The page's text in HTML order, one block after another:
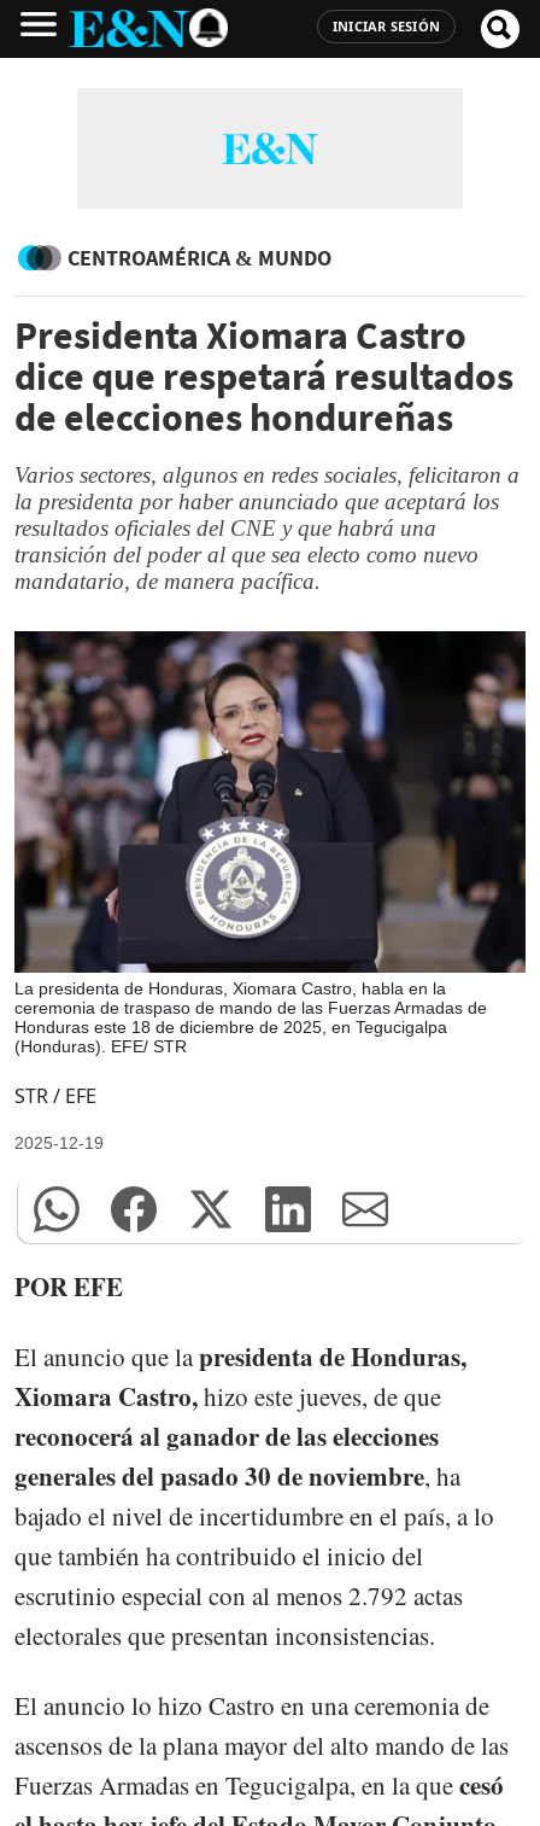
INICIAR SESIÓN
CENTROAMÉRICA & MUNDO
Presidenta Xiomara Castro
dice que respetará resultados
de elecciones hondureñas
Varios sectores, algunos en redes sociales, felicitaron a
la presidenta por haber anunciado que aceptará los
resultados oficiales del CNE y que habrá una
transición del poder al que sea electo como nuevo
mandatario, de manera pacífica.
La presidenta de Honduras, Xiomara Castro, habla en la
ceremonia de traspaso de mando de las Fuerzas Armadas de
Honduras este 18 de diciembre de 2025, en Tegucigalpa
(Honduras). EFE/ STR
STR / EFE
2025-12-19
POR EFE
El anuncio que lapresidenta de Honduras,
Xiomara Castro,hizo este jueves, de que
reconocerá al ganador de las elecciones
generales del pasado 30 de noviembre, ha
bajado el nivel de incertidumbre en el país, a lo
que también ha contribuido el inicio del
escrutinio especial con al menos 2.792 actas
electorales que presentan inconsistencias.
El anuncio lo hizo Castro en una ceremonia de
ascensos de la plana mayor del alto mando de las
Fuerzas Armadas en Tegucigalpa, en la quecesó